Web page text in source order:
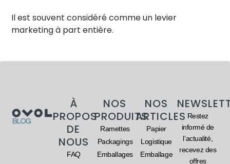
Il est souvent considéré comme un levier
marketing à part entière.
À
PROPOS
DE
NOUS
FAQ
NOS
PRODUITS
Ramettes
Packagings
Emballages
NOS
ARTICLES
Papier
Logistique
Emballage
Restez
informé de
l’actualité,
recevez des
offres